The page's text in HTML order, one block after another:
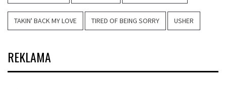
TAKIN' BACK MY LOVE TIRED OF BEING SORRY USHER
REKLAMA